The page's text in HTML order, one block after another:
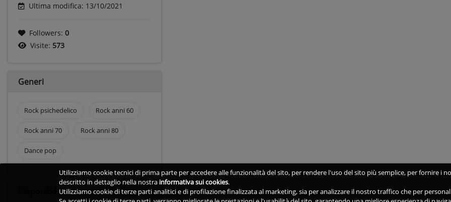
Ultima modifica: 13/10/2021
Followers: 0
Visite: 573
Generi
Rock psichedelico Rock anni 60
Rock anni 70 Rock anni 80
Dance pop
Disponibilità
Utilizziamo cookie tecnici di prima parte per accedere alle funzionalità del sito, per rendere l'uso del sito più semplice, per fornire i
descritto in dettaglio nella nostra informativa sui cookies.
Utilizziamo cookie di terze parti analitici e di profilazione finalizzata al marketing, sia per analizzare il nostro traffico che per